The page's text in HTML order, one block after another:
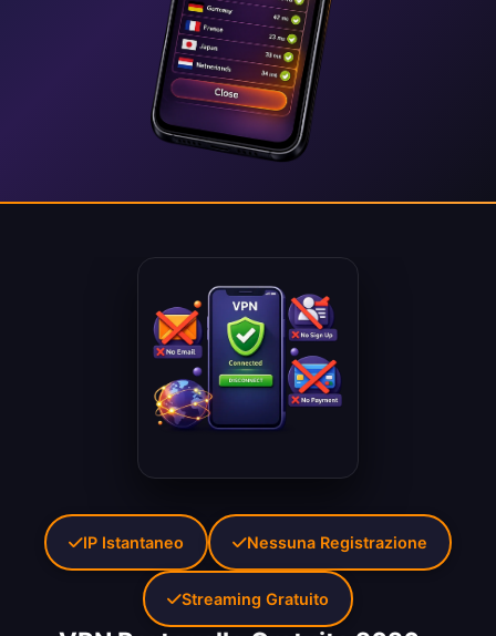
IP Istantaneo Nessuna Registrazione
Streaming Gratuito